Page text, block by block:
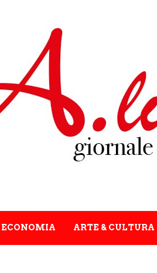
ECONOMIA ARTE & CULTURA